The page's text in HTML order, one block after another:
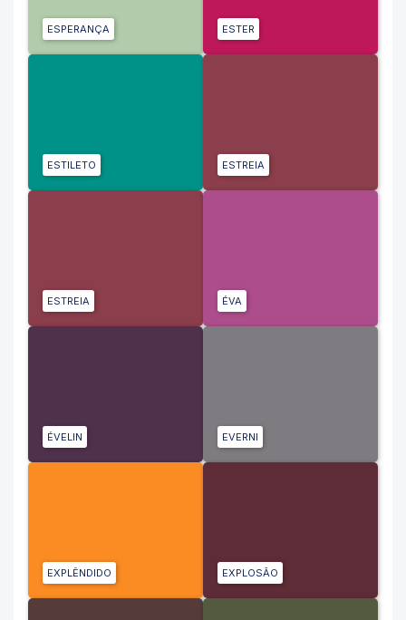
ESPERANÇA ESTER
ESTILETO ESTREIA
ESTREIA ÉVA
ÉVELIN EVERNI
EXPLÊNDIDO EXPLOSÃO